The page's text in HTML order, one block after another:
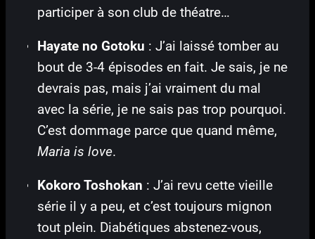
participer à son club de théatre…
Hayate no Gotoku : J’ai laissé tomber au
bout de 3-4 épisodes en fait. Je sais, je ne
devrais pas, mais j’ai vraiment du mal
avec la série, je ne sais pas trop pourquoi.
C’est dommage parce que quand même,
Maria is love.
Kokoro Toshokan : J’ai revu cette vieille
série il y a peu, et c’est toujours mignon
tout plein. Diabétiques abstenez-vous,